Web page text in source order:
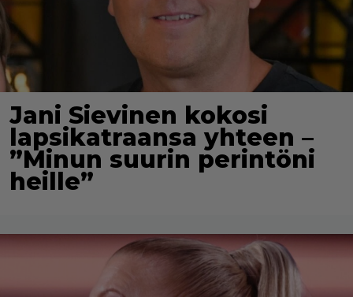
Jani Sievinen kokosi
lapsikatraansa yhteen –
”Minun suurin perintöni
heille”